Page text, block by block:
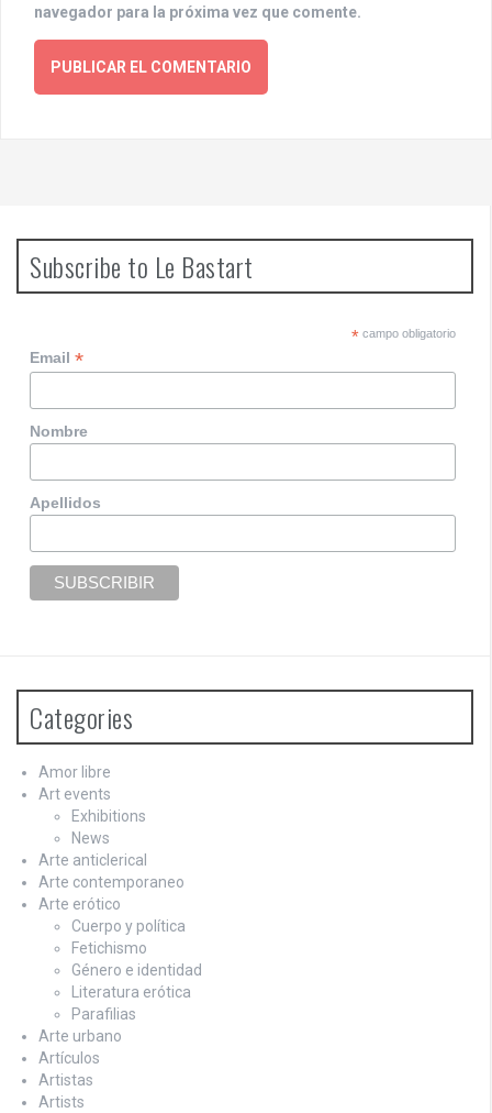
navegador para la próxima vez que comente.
Subscribe to Le Bastart
*campo obligatorio
Email*
Nombre
Apellidos
Categories
Amor libre
Art events
Exhibitions
News
Arte anticlerical
Arte contemporaneo
Arte erótico
Cuerpo y política
Fetichismo
Género e identidad
Literatura erótica
Parafilias
Arte urbano
Artículos
Artistas
Artists